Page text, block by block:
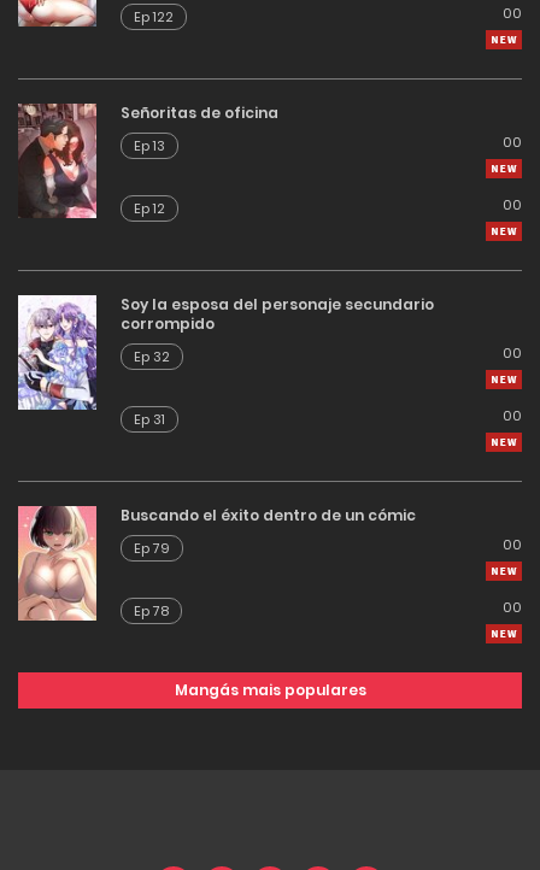
Ep 122 00
Señoritas de oficina
Ep 13 00
Ep 12 00
Soy la esposa del personaje secundario
corrompido
Ep 32 00
Ep 31 00
Buscando el éxito dentro de un cómic
Ep 79 00
Ep 78 00
Mangás mais populares